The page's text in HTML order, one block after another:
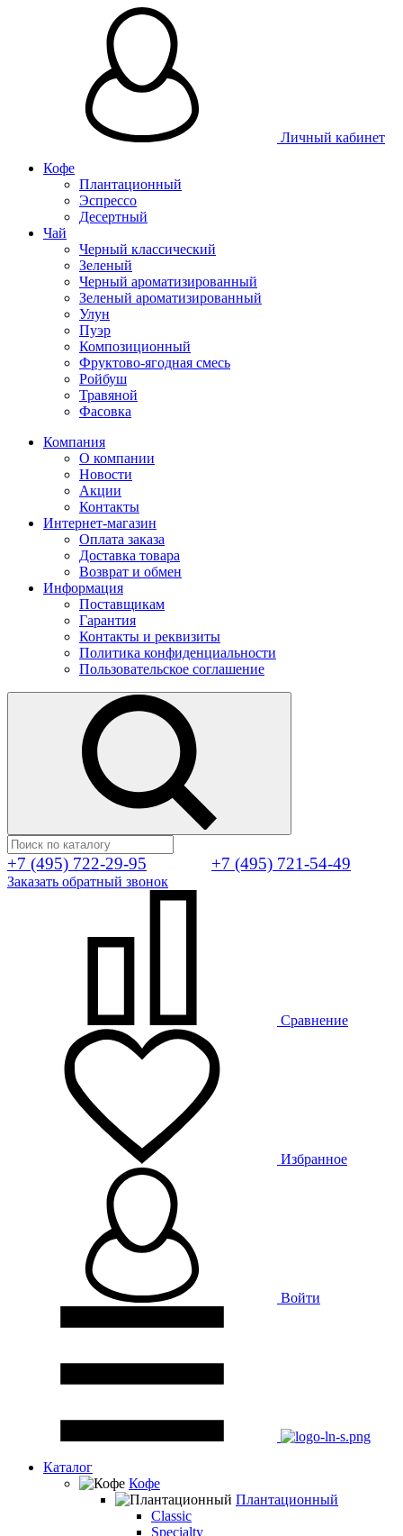
Личный кабинет
Кофе
Плантационный
Эспрессо
Десертный
Чай
Черный классический
Зеленый
Черный ароматизированный
Зеленый ароматизированный
Улун
Пуэр
Композиционный
Фруктово-ягодная смесь
Ройбуш
Травяной
Фасовка
Компания
О компании
Новости
Акции
Контакты
Интернет-магазин
Оплата заказа
Доставка товара
Возврат и обмен
Информация
Поставщикам
Гарантия
Контакты и реквизиты
Политика конфиденциальности
Пользовательское соглашение
+7 (495) 722-29-95 +7 (495) 721-54-49
Заказать обратный звонок
Сравнение
Избранное
Войти
Каталог
Кофе
Плантационный
Classic
Specialty